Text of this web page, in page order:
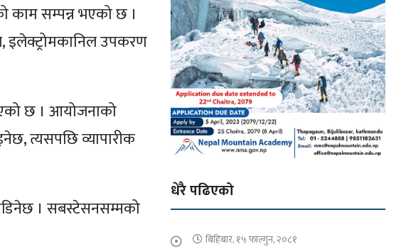
काम सम्पन्न भएको छ ।
इलेक्ट्रोमकानिल उपकरण
छ । आयोजनाको
त्यसपछि व्यापारीक
। सबस्टेसनसम्मको
धेरै पढिएको
बिहिबार, १५ फाल्गुन, २०८१